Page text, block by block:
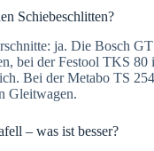
Schiebeschlitten?
ja. Die Bosch
bei der Festool TKS 80
Bei der Metabo TS
Gleitwagen.
– was ist besser?